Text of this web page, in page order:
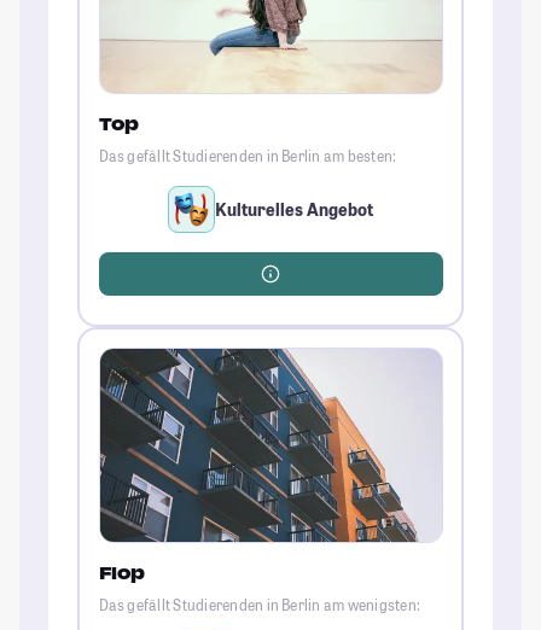
Top
Das gefällt Studierenden in Berlin am besten:
Kulturelles Angebot
Flop
Das gefällt Studierenden in Berlin am wenigsten: